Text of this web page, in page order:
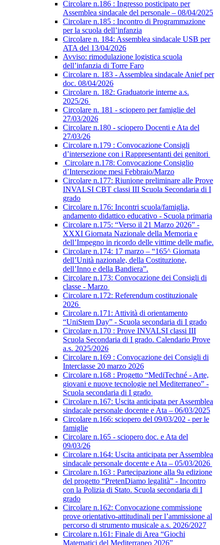
Circolare n.186 : Ingresso posticipato per
Assemblea sindacale del personale – 08/04/2025
Circolare n.185 : Incontro di Programmazione
per la scuola dell’infanzia
Circolare n. 184: Assemblea sindacale USB per
ATA del 13/04/2026
Avviso: rimodulazione logistica scuola
dell’infanzia di Torre Faro
Circolare n. 183 - Assemblea sindacale Anief per
doc. 08/04/2026
Circolare n. 182: Graduatorie interne a.s.
2025/26
Circolare n. 181 - sciopero per famiglie del
27/03/2026
Circolare n.180 - sciopero Docenti e Ata del
27/03/26
Circolare n.179 : Convocazione Consigli
d’intersezione con i Rappresentanti dei genitori
Circolare n.178: Convocazione Consiglio
d’Intersezione mesi Febbraio/Marzo
Circolare n.177: Riunione preliminare alle Prove
INVALSI CBT classi III Scuola Secondaria di I
grado
Circolare n.176: Incontri scuola/famiglia,
andamento didattico educativo - Scuola primaria
Circolare n.175: “Verso il 21 Marzo 2026” -
XXXI Giornata Nazionale della Memoria e
dell’Impegno in ricordo delle vittime delle mafie.
Circolare n.174: 17 marzo – “165^ Giornata
dell’Unità nazionale, della Costituzione,
dell’Inno e della Bandiera”.
Circolare n.173: Convocazione dei Consigli di
classe - Marzo
Circolare n.172: Referendum costituzionale
2026
Circolare n.171: Attività di orientamento
“UniStem Day” - Scuola secondaria di I grado
Circolare n.170 : Prove INVALSI classi III
Scuola Secondaria di I grado. Calendario Prove
a.s. 2025/2026
Circolare n.169 : Convocazione dei Consigli di
Interclasse 20 marzo 2026
Circolare n.168 : Progetto “MediTechné - Arte,
giovani e nuove tecnologie nel Mediterraneo” -
Scuola secondaria di I grado
Circolare n.167: Uscita anticipata per Assemblea
sindacale personale docente e Ata – 06/03/2025
Circolare n.166: sciopero del 09/03/202 - per le
famiglie
Circolare n.165 - sciopero doc. e Ata del
09/03/26
Circolare n.164: Uscita anticipata per Assemblea
sindacale personale docente e Ata – 05/03/2026
Circolare n.163 : Partecipazione alla 9a edizione
del progetto “PretenDiamo legalità” - Incontro
con la Polizia di Stato. Scuola secondaria di I
grado
Circolare n.162: Convocazione commissione
prove orientativo-attitudinali per l’ammissione al
percorso di strumento musicale a.s. 2026/2027
Circolare n.161: Finale di Area “Giochi
Matematici del Mediterraneo 2026”